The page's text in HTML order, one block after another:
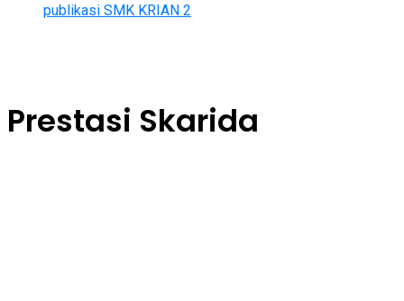
publikasi SMK KRIAN 2
Prestasi Skarida